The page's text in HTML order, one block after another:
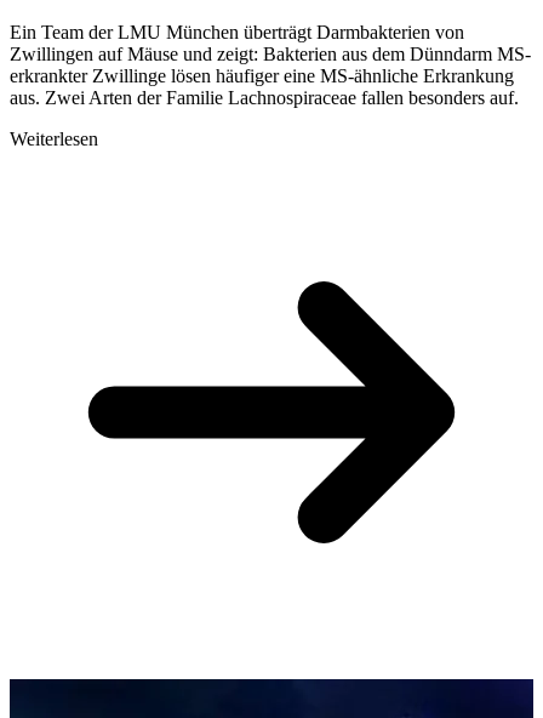
Ein Team der LMU München überträgt Darmbakterien von
Zwillingen auf Mäuse und zeigt: Bakterien aus dem Dünndarm MS-
erkrankter Zwillinge lösen häufiger eine MS-ähnliche Erkrankung
aus. Zwei Arten der Familie Lachnospiraceae fallen besonders auf.
Weiterlesen